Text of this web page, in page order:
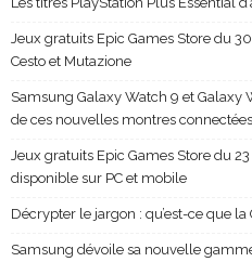
Jeux gratuits Epic Games Store du
Cesto et Mutazione
Samsung Galaxy Watch 9 et Galaxy
de ces nouvelles montres connectées
Jeux gratuits Epic Games Store du
disponible sur PC et mobile
Décrypter le jargon : qu’est-ce que la
Samsung dévoile sa nouvelle